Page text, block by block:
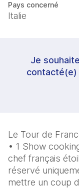
Pays concerné
Italie
Je
Le Tour de
• 1 Show
chef français
réservé
mettre un coup